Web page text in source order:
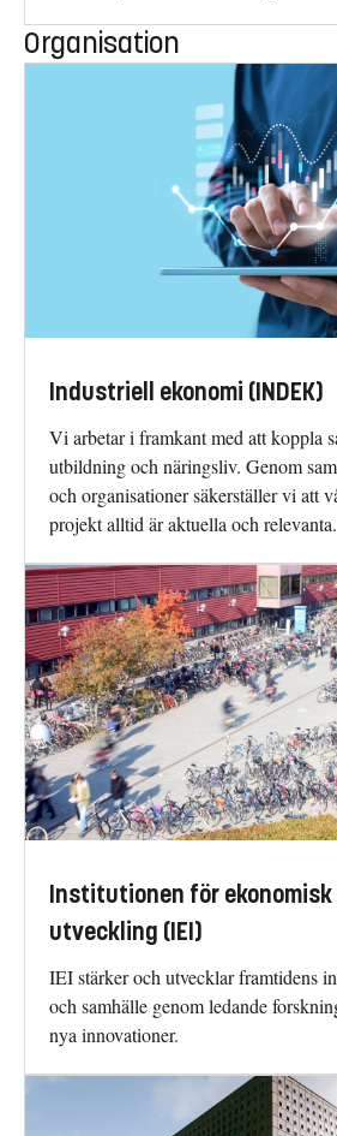
Organisation
Industriell ekonomi (INDEK)
Vi arbetar i framkant med att koppla
utbildning och näringsliv. Genom
och organisationer säkerställer vi att
projekt alltid är aktuella och relevanta.
Institutionen för ekonomisk
utveckling (IEI)
IEI stärker och utvecklar framtidens
och samhälle genom ledande
nya innovationer.